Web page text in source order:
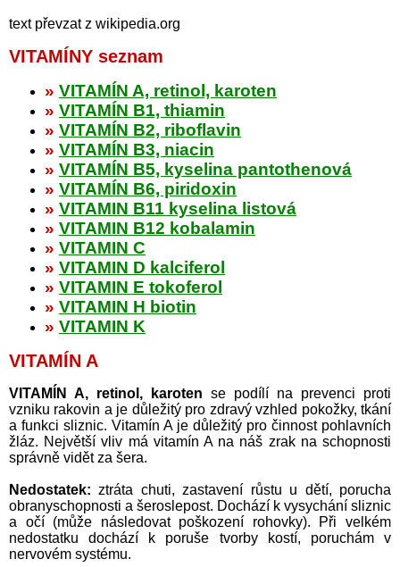
text převzat z wikipedia.org
VITAMÍNY seznam
» VITAMÍN A, retinol, karoten
» VITAMÍN B1, thiamin
» VITAMÍN B2, riboflavin
» VITAMÍN B3, niacin
» VITAMÍN B5, kyselina pantothenová
» VITAMÍN B6, piridoxin
» VITAMIN B11 kyselina listová
» VITAMIN B12 kobalamin
» VITAMIN C
» VITAMIN D kalciferol
» VITAMIN E tokoferol
» VITAMIN H biotin
» VITAMIN K
VITAMÍN A
VITAMÍN A, retinol, karoten se podílí na prevenci proti
vzniku rakovin a je důležitý pro zdravý vzhled pokožky, tkání
a funkci sliznic. Vitamín A je důležitý pro činnost pohlavních
žláz. Největší vliv má vitamín A na náš zrak na schopnosti
správně vidět za šera.
Nedostatek: ztráta chuti, zastavení růstu u dětí, porucha
obranyschopnosti a šeroslepost. Dochází k vysychání sliznic
a očí (může následovat poškození rohovky). Při velkém
nedostatku dochází k poruše tvorby kostí, poruchám v
nervovém systému.